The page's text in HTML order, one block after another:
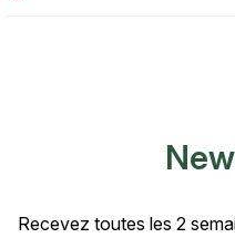
Recevez toutes les 2